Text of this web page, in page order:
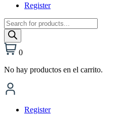
Register
Búsqueda
de
productos
0
No hay productos en el carrito.
Register